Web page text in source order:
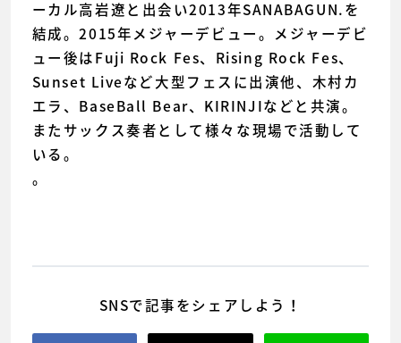
ーカル高岩遼と出会い2013年SANABAGUN.を
結成。2015年メジャーデビュー。メジャーデビ
ュー後はFuji Rock Fes、Rising Rock Fes、
Sunset Liveなど大型フェスに出演他、木村カ
エラ、BaseBall Bear、KIRINJIなどと共演。
またサックス奏者として様々な現場で活動して
いる。
。
SNSで記事をシェアしよう！